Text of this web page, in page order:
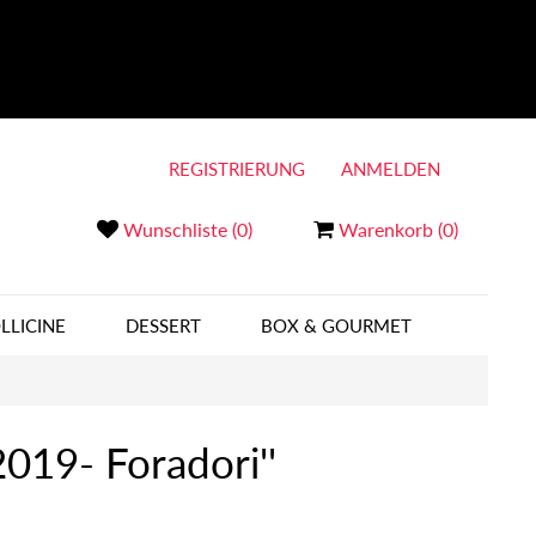
Wunschliste (0) Warenkorb (0)
REGISTRIERUNG ANMELDEN
DESSERT BOX & GOURMET
Foradori